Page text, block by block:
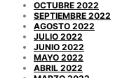
OCTUBRE 2022
SEPTIEMBRE 2022
AGOSTO 2022
JULIO 2022
JUNIO 2022
MAYO 2022
ABRIL 2022